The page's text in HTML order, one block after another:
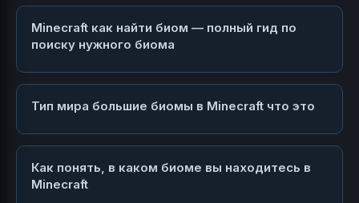
Minecraft как найти биом — полный гид по
поиску нужного биома
Тип мира большие биомы в Minecraft что это
Как понять, в каком биоме вы находитесь в
Minecraft